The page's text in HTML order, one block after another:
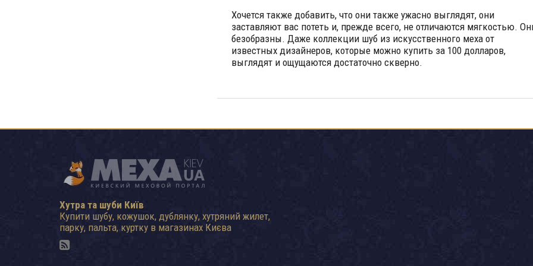
Хочется также добавить, что они также ужасно выглядят, они
заставляют вас потеть и, прежде всего, не отличаются мягкостью.
безобразны. Даже коллекции шуб из искусственного меха от
известных дизайнеров, которые можно купить за 100 долларов,
выглядят и ощущаются достаточно скверно.
Хутра та шуби Київ
Купити шубу, кожушок, дублянку, хутряний жилет,
парку, пальта, куртку в магазинах Києва